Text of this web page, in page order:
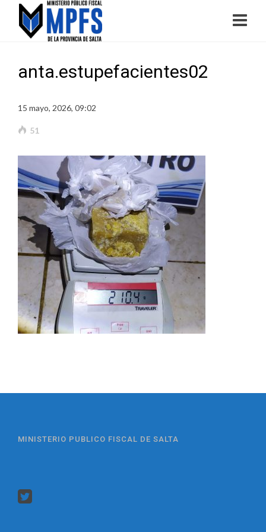
anta.estupefacientes02
15 mayo, 2026, 09:02
51
MINISTERIO PUBLICO FISCAL DE SALTA